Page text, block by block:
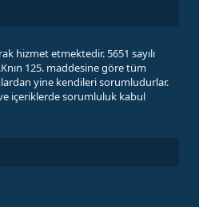
hizmet etmektedir. 5651 sayılı
125. maddesine göre tüm
yine kendileri sorumludurlar.
içeriklerde sorumluluk kabul